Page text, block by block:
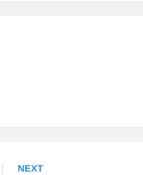
NEXT